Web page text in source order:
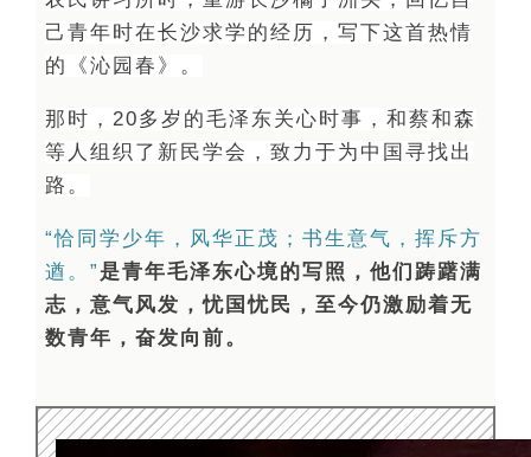
己青年时在长沙求学的经历，写下这首热情
的《沁园春》。
那时，20多岁的毛泽东关心时事，和蔡和森
等人组织了新民学会，致力于为中国寻找出
路。
“恰同学少年，风华正茂；书生意气，挥斥方
遒。” 是青年毛泽东心境的写照，他们踌躇满
志，意气风发，忧国忧民，至今仍激励着无
数青年，奋发向前。